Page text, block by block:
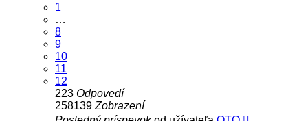
1
…
8
9
10
11
12
223 Odpovedí
258139 Zobrazení